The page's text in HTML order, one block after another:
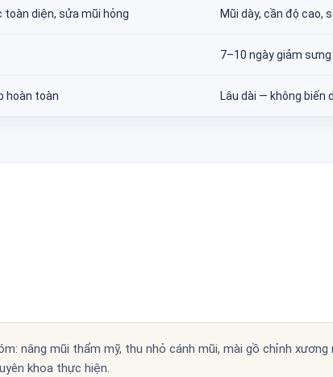
toàn diện, sửa mũi hỏng Mũi dày, cần độ cao,
7–10 ngày giảm sưng
hoàn toàn Lâu dài — không biến
nâng mũi thẩm mỹ, thu nhỏ cánh mũi, mài gồ chỉnh
khoa thực hiện.